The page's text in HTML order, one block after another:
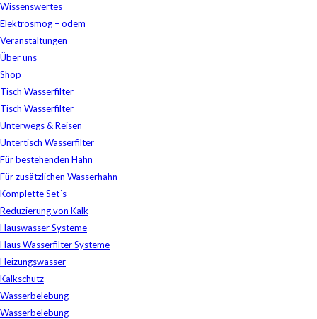
Wissenswertes
Elektrosmog – odem
Veranstaltungen
Über uns
Shop
Tisch Wasserfilter
Tisch Wasserfilter
Unterwegs & Reisen
Untertisch Wasserfilter
Für bestehenden Hahn
Für zusätzlichen Wasserhahn
Komplette Set´s
Reduzierung von Kalk
Hauswasser Systeme
Haus Wasserfilter Systeme
Heizungswasser
Kalkschutz
Wasserbelebung
Wasserbelebung